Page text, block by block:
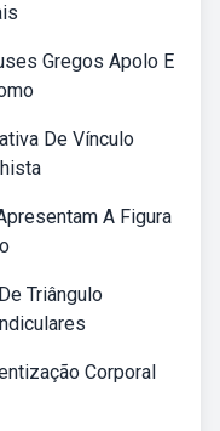
Gregos Apolo E
De Vínculo
A Figura
Triângulo
Corporal